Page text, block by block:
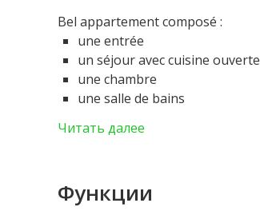
Bel appartement composé :
une entrée
un séjour avec cuisine ouverte
une chambre
une salle de bains
une cave
Читать далее
Функции